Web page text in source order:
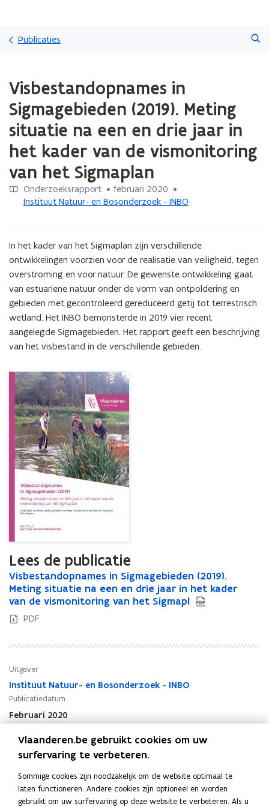
gaan
Publicaties
met
laden.
bevindt
zich
op:
Visbestandopnames
Sigmagebieden
(2019).
Meting
een
drie
jaar
het
kader
van
de
van
Sigmaplan
Visbestandopnames in
Sigmagebieden (2019). Meting
situatie na een en drie jaar in
het kader van de vismonitoring
van het Sigmaplan
Onderzoeksrapport • februari 2020 •
Instituut Natuur- en Bosonderzoek - INBO
In het kader van het Sigmaplan zijn verschillende
ontwikkelingen voorzien voor de realisatie van veiligheid, tegen
overstroming en voor natuur. De gewenste ontwikkeling gaat
van estuariene natuur onder de vorm van ontpoldering en
gebieden met gecontroleerd gereduceerd getij tot terrestrisch
wetland. Het INBO bemonsterde in 2019 vier recent
aangelegde Sigmagebieden. Het rapport geeft een beschrijving
van het visbestand in de verschillende gebieden.
Lees de publicatie
V
i
s
b
e
t
a
d
o
p
n
Visbestandopnames in Sigmagebieden (2019).
Meting situatie na een en drie jaar in het kader
van de vismonitoring van het Sigmapl
V
i
s
b
e
t
a
n
d
o
p
n
PDF
Uitgever
Instituut Natuur- en Bosonderzoek - INBO
Publicatiedatum
Februari 2020
Onderzoeksrapport
Thema's
Natuur en bos
Auteur(s)
Linde Galle, Jan Breine, Isabel Lambeens, Yves Maes, Thomas
Vlaanderen.be gebruikt cookies om uw
surfervaring te verbeteren.
Sommige cookies zijn noodzakelijk om de website optimaal te
laten functioneren. Andere cookies zijn optioneel en worden
gebruikt om uw surfervaring op deze website te verbeteren. Als u